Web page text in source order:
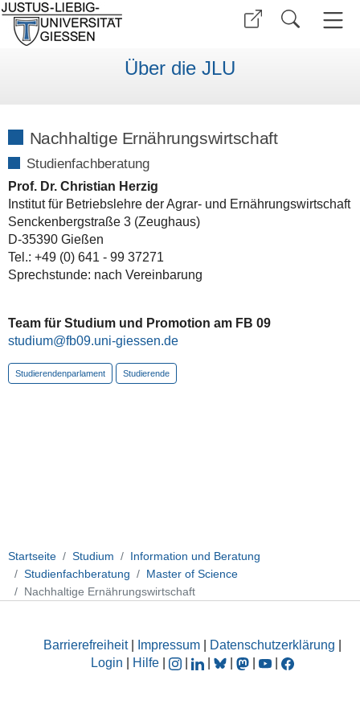
Über die JLU
Nachhaltige Ernährungswirtschaft
Studienfachberatung
Prof. Dr. Christian Herzig
Institut für Betriebslehre der Agrar- und Ernährungswirtschaft
Senckenbergstraße 3 (Zeughaus)
D-35390 Gießen
Tel.: +49 (0) 641 - 99 37271
Sprechstunde: nach Vereinbarung
Team für Studium und Promotion am FB 09
studium
Studierendenparlament Studierende
Startseite Studium
Information und Beratung
Studienfachberatung
Master of Science
Nachhaltige Ernährungswirtschaft
Barrierefreiheit| Impressum Datenschutzerklärung
Login
Hilfe